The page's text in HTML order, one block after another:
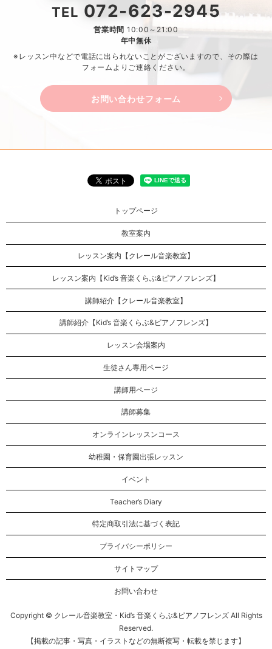
TEL 072-623-2945
営業時間 10:00～21:00
年中無休
※レッスン中などで電話に出られないことがございますので、 その際は
フォームよりご連絡ください。
お問い合わせフォーム
トップページ
教室案内
レッスン案内【クレール音楽教室】
レッスン案内【Kid’s 音楽くらぶ&ピアノフレンズ】
講師紹介【クレール音楽教室】
講師紹介【Kid’s 音楽くらぶ&ピアノフレンズ】
レッスン会場案内
生徒さん専用ページ
講師用ページ
講師募集
オンラインレッスンコース
幼稚園・保育園出張レッスン
イベント
Teacher’s Diary
特定商取引法に基づく表記
プライバシーポリシー
サイトマップ
お問い合わせ
Copyright © クレール音楽教室・Kid’s 音楽くらぶ&ピアノフレンズ All Rights
Reserved.
【掲載の記事・写真・イラストなどの無断複写・転載を禁じます】